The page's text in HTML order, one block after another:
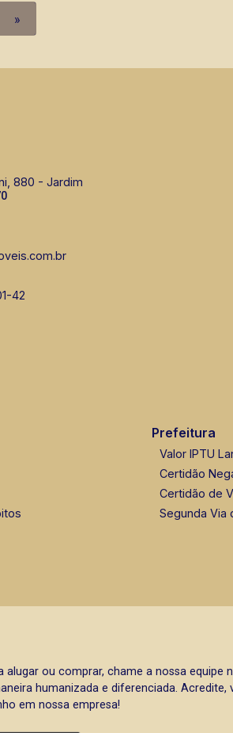
»
880 - Jardim
42
Prefeitura
Valor IPTU
Certidão
Certidão de
Segunda Via
ou comprar, chame a nossa equipe
humanizada e diferenciada. Acredite,
em nossa empresa!